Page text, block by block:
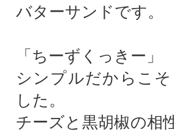
バターサンドです。
「ちーずくっきー」
シンプルだからこ
した。
チーズと黒胡椒の相